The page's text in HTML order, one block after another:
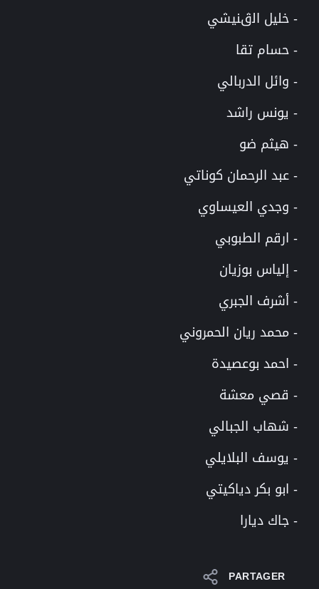
- خليل الڨنيشي
- حسام تقا
- وائل الدربالي
- يونس راشد
- هيثم ضو
- عبد الرحمان كوناتي
- وجدي العيساوي
- ارقم الطبوبي
- إلياس بوزيان
- أشرف الجبري
- محمد ريان الحمروني
- احمد بوعصيدة
- قصي معشة
- شهاب الجبالي
- يوسف البلايلي
- ابو بكر دياكيتي
- جاك ديارا
PARTAGER